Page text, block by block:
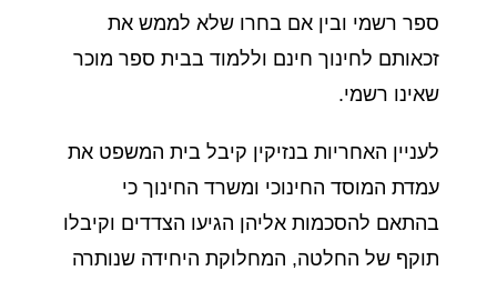
ספר רשמי ובין אם בחרו שלא לממש את
זכאותם לחינוך חינם וללמוד בבית ספר מוכר
שאינו רשמי.
לעניין האחריות בנזיקין קיבל בית המשפט את
עמדת המוסד החינוכי ומשרד החינוך כי
בהתאם להסכמות אליהן הגיעו הצדדים וקיבלו
תוקף של החלטה, המחלוקת היחידה שנותרה